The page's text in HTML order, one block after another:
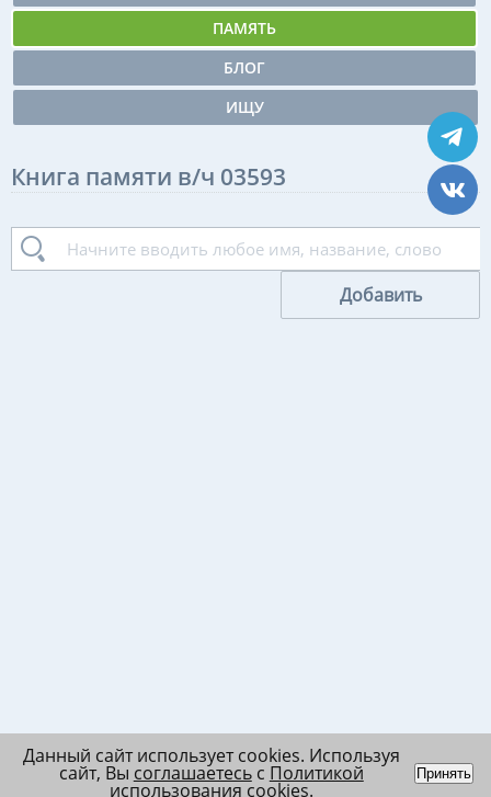
ПАМЯТЬ
БЛОГ
ИЩУ
Книга памяти в/ч 03593
Добавить
Данный сайт использует cookies. Используя
сайт, Вы соглашаетесьс Политикой
использования cookies.
Принять